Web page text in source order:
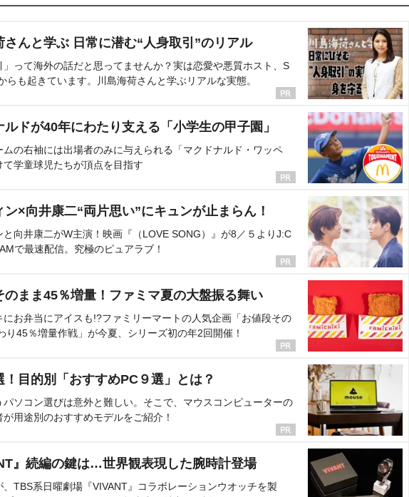
さんと学ぶ 日常に潜む“人身取引”のリアル
」って海外の話だと思ってませんか？実は恋愛や悪質ホスト、S
らも起きています。川島海荷さんと学ぶリアルな実態。
ルドが40年にわたり支える「小学生の甲子園」
ムの右袖には出場者のみに与えられる「マクドナルド・ワッペ
て学童球児たちが頂点を目指す
ン×向井康二“両片思い”にキュンが止まらん！
と向井康二がW主演！映画『（LOVE SONG）』が8／５よりJ:C
で最速配信。究極のピュアラブ！
のまま45％増量！ファミマ夏の大盤振る舞い
にお弁当にアイスも!?ファミリーマートの人気企画「お値段その
り45％増量作戦」が今夏、シリーズ初の年2回開催！
！目的別「おすすめPC９選」とは？
パソコン選びは意外と難しい。そこで、マウスコンピューターの
用途別のおすすめモデルをご紹介！
』続編の鍵は…世界観表現した腕時計登場
、TBS系日曜劇場『VIVANT』コラボレーションウオッチを製